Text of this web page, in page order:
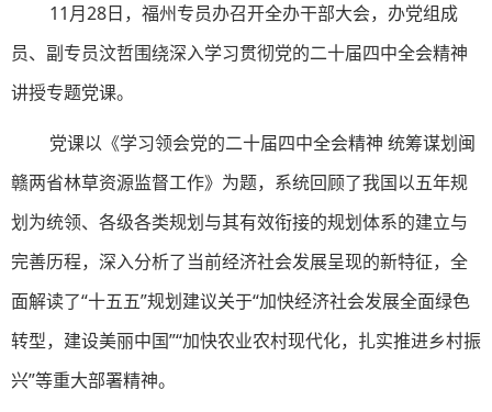
11月28日，福州专员办召开全办干部大会，办党组成
员、副专员汶哲围绕深入学习贯彻党的二十届四中全会精神
讲授专题党课。
党课以《学习领会党的二十届四中全会精神 统筹谋划闽
赣两省林草资源监督工作》为题，系统回顾了我国以五年规
划为统领、各级各类规划与其有效衔接的规划体系的建立与
完善历程，深入分析了当前经济社会发展呈现的新特征，全
面解读了“十五五”规划建议关于“加快经济社会发展全面绿色
转型，建设美丽中国”“加快农业农村现代化，扎实推进乡村振
兴”等重大部署精神。